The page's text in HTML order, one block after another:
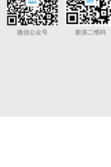
微信公众号 新浪二维码